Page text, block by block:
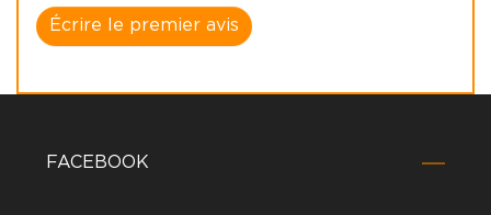
Écrire le premier avis
FACEBOOK